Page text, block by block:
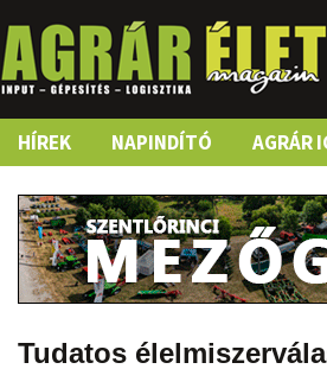
Skip
content
HÍREK NAPINDÍTÓ AGRÁR
Tudatos